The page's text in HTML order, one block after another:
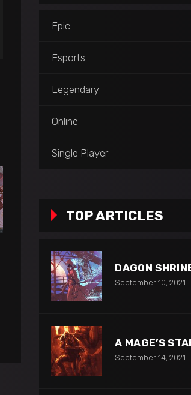
Epic
Esports
Legendary
Online
Single Player
TOP ARTICLES
DAGON
September 10, 2021
A MAGE’S
September 14, 2021